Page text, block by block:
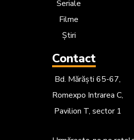
Seriale
Filme
Știri
Contact
Bd. Mărăști 65-67,
Romexpo Intrarea C,
Pavilion T, sector 1